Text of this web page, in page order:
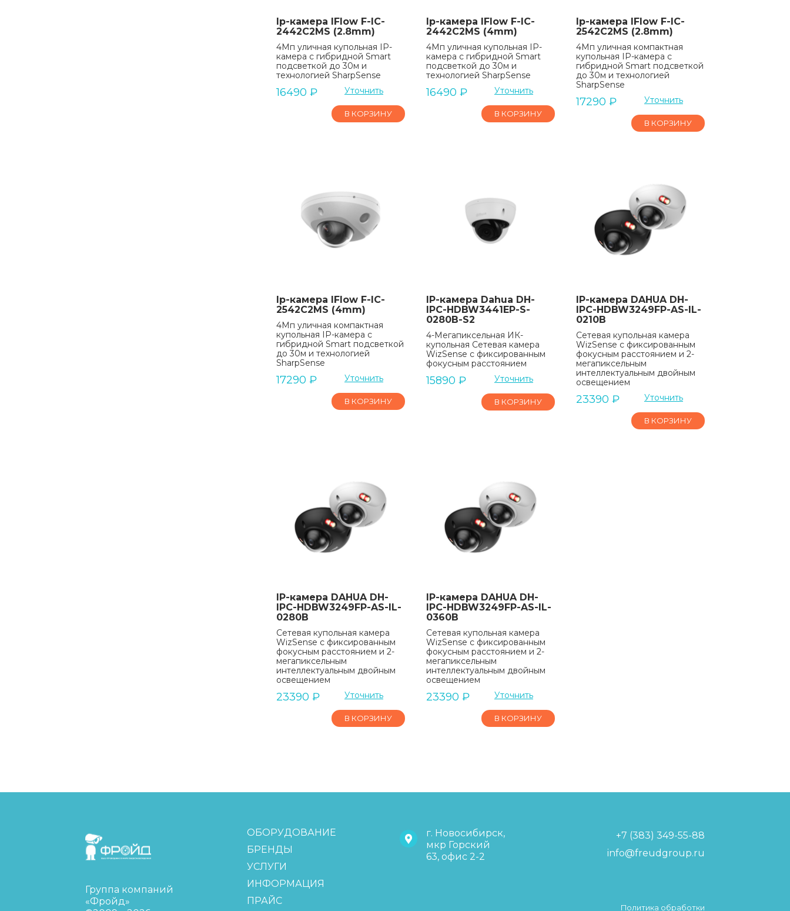
Ip-камера IFlow F-IC-
2442C2MS (2.8mm)
4Мп уличная купольная IP-
камера с гибридной Smart
подсветкой до 30м и
технологией SharpSense
16490 ₽ Уточнить
В КОРЗИНУ
Ip-камера IFlow F-IC-
2442C2MS (4mm)
4Мп уличная купольная IP-
камера с гибридной Smart
подсветкой до 30м и
технологией SharpSense
16490 ₽ Уточнить
В КОРЗИНУ
Ip-камера IFlow F-IC-
2542C2MS (2.8mm)
4Мп уличная компактная
купольная IP-камера с
гибридной Smart подсветкой
до 30м и технологией
SharpSense
17290 ₽ Уточнить
В КОРЗИНУ
Ip-камера IFlow F-IC-
2542C2MS (4mm)
4Мп уличная компактная
купольная IP-камера с
гибридной Smart подсветкой
до 30м и технологией
SharpSense
17290 ₽ Уточнить
В КОРЗИНУ
IP-камера Dahua DH-
IPC-HDBW3441EP-S-
0280B-S2
4-Мегапиксельная ИК-
купольная Сетевая камера
WizSense с фиксированным
фокусным расстоянием
15890 ₽ Уточнить
В КОРЗИНУ
IP-камера DAHUA DH-
IPC-HDBW3249FP-AS-IL-
0210B
Сетевая купольная камера
WizSense с фиксированным
фокусным расстоянием и 2-
мегапиксельным
интеллектуальным двойным
освещением
23390 ₽ Уточнить
В КОРЗИНУ
IP-камера DAHUA DH-
IPC-HDBW3249FP-AS-IL-
0280B
Сетевая купольная камера
WizSense с фиксированным
фокусным расстоянием и 2-
мегапиксельным
интеллектуальным двойным
освещением
23390 ₽ Уточнить
В КОРЗИНУ
IP-камера DAHUA DH-
IPC-HDBW3249FP-AS-IL-
0360B
Сетевая купольная камера
WizSense с фиксированным
фокусным расстоянием и 2-
мегапиксельным
интеллектуальным двойным
освещением
23390 ₽ Уточнить
В КОРЗИНУ
FreudGroup
Группа компаний
«Фройд»
ОБОРУДОВАНИЕ
БРЕНДЫ
УСЛУГИ
ИНФОРМАЦИЯ
ПРАЙС
г. Новосибирск,
мкр Горский
63, офис 2-2
+7 (383) 349-55-88
info@freudgroup.ru
Политика обработки